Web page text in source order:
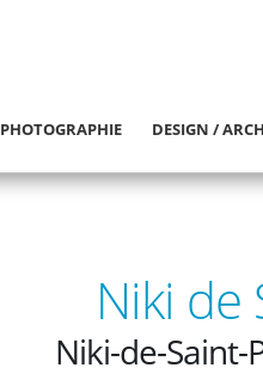
PHOTOGRAPHIE DESIGN /
Niki de
Niki-de-Saint-